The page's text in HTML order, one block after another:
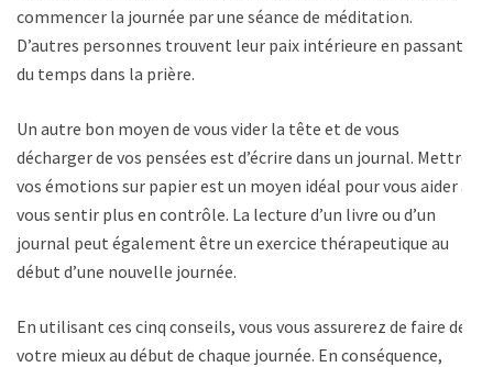
commencer la journée par une séance de méditation.
D’autres personnes trouvent leur paix intérieure en passant
du temps dans la prière.
Un autre bon moyen de vous vider la tête et de vous
décharger de vos pensées est d’écrire dans un journal. Mettre
vos émotions sur papier est un moyen idéal pour vous aider à
vous sentir plus en contrôle. La lecture d’un livre ou d’un
journal peut également être un exercice thérapeutique au
début d’une nouvelle journée.
En utilisant ces cinq conseils, vous vous assurerez de faire de
votre mieux au début de chaque journée. En conséquence,